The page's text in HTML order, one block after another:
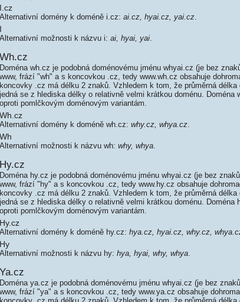
I.cz
Alternativní domény k doméně i.cz: ai.cz, hyai.cz, yai.cz.
I
Alternativní možnosti k názvu i: ai, hyai, yai.
Wh.cz
Doména wh.cz je podobná doménovému jménu whyai.cz (je bez
www, frází "wh" a s koncovkou .cz, tedy www.wh.cz obsahuje
koncovky .cz má délku 2 znaků. Vzhledem k tom, že průměrná
jedná se z hlediska délky o relativně velmi krátkou doménu.
oproti pomlčkovým doménovým variantám.
Wh.cz
Alternativní domény k doméně wh.cz: why.cz, whya.cz.
Wh
Alternativní možnosti k názvu wh: why, whya.
Hy.cz
Doména hy.cz je podobná doménovému jménu whyai.cz (je bez
www, frází "hy" a s koncovkou .cz, tedy www.hy.cz obsahuje
koncovky .cz má délku 2 znaků. Vzhledem k tom, že průměrná
jedná se z hlediska délky o relativně velmi krátkou doménu.
oproti pomlčkovým doménovým variantám.
Hy.cz
Alternativní domény k doméně hy.cz: hya.cz, hyai.cz, why.cz,
Hy
Alternativní možnosti k názvu hy: hya, hyai, why, whya.
Ya.cz
Doména ya.cz je podobná doménovému jménu whyai.cz (je bez
www, frází "ya" a s koncovkou .cz, tedy www.ya.cz obsahuje